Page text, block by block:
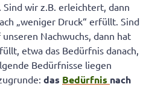
wir z.B. erleichtert, dann
„weniger Druck“ erfüllt. Sind
Nachwuchs, dann hat
etwa das Bedürfnis danach,
Bedürfnisse liegen
das Bedürfnis nach